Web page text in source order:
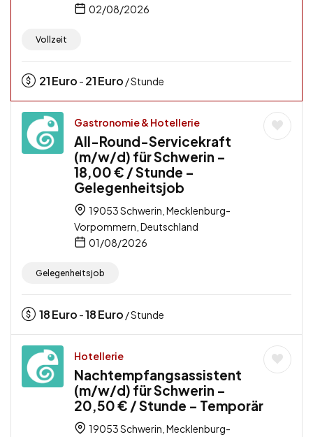
02/08/2026
Vollzeit
21Euro - 21Euro / Stunde
Gastronomie & Hotellerie
All-Round-Servicekraft
(m/w/d) für Schwerin –
18,00 € / Stunde –
Gelegenheitsjob
19053 Schwerin, Mecklenburg-
Vorpommern, Deutschland
01/08/2026
Gelegenheitsjob
18Euro -18Euro / Stunde
Hotellerie
Nachtempfangsassistent
(m/w/d) für Schwerin –
20,50 € / Stunde – Temporär
19053 Schwerin, Mecklenburg-